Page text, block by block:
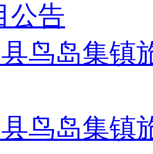
公告
鸟岛集镇
鸟岛集镇